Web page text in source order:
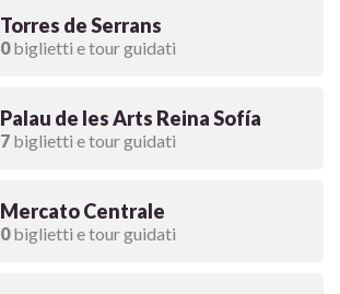
Torres de Serrans
0biglietti e tour guidati
Palau de les Arts Reina Sofía
7biglietti e tour guidati
Mercato Centrale
0biglietti e tour guidati